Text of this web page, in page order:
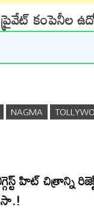
ప్రైవేట్
NAGMA
హిట్ చిత్రాన్ని